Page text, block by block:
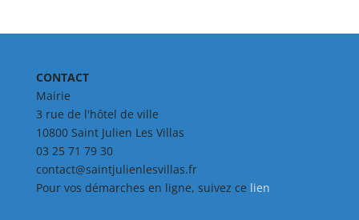
CONTACT
Mairie
3 rue de l'hôtel de ville
10800 Saint Julien Les Villas
03 25 71 79 30
contact@saintjulienlesvillas.fr
Pour vos démarches en ligne, suivez ce lien